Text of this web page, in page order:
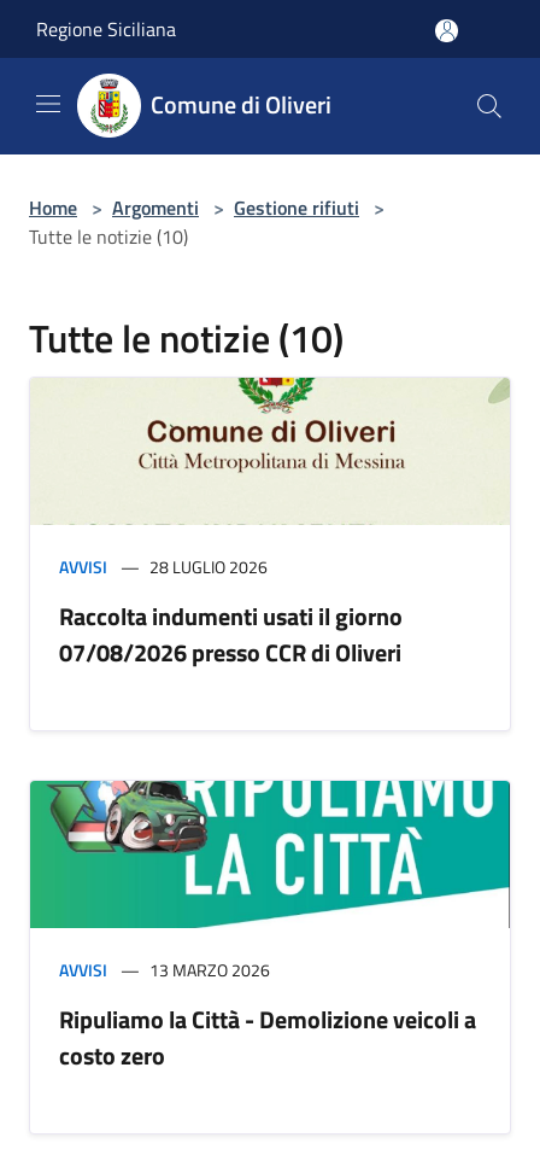
Regione Siciliana
Comune di Oliveri
Home > Argomenti > Gestione rifiuti >
Tutte le notizie (10)
Tutte le notizie (10)
AVVISI 28 LUGLIO 2026
Raccolta indumenti usati il giorno
07/08/2026 presso CCR di Oliveri
AVVISI 13 MARZO 2026
Ripuliamo la Città - Demolizione veicoli a
costo zero